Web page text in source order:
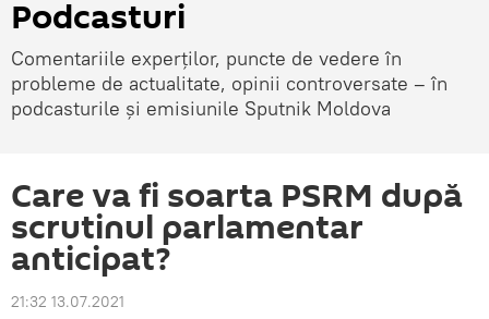
Podcasturi
Comentariile experților, puncte de vedere în
probleme de actualitate, opinii controversate – în
podcasturile și emisiunile Sputnik Moldova
Care va fi soarta PSRM după
scrutinul parlamentar
anticipat?
21:32 13.07.2021